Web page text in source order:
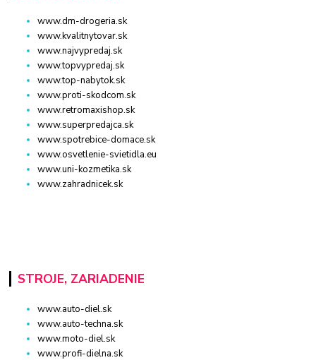
www.dm-drogeria.sk
www.kvalitnytovar.sk
www.najvypredaj.sk
www.topvypredaj.sk
www.top-nabytok.sk
www.proti-skodcom.sk
www.retromaxishop.sk
www.superpredajca.sk
www.spotrebice-domace.sk
www.osvetlenie-svietidla.eu
www.uni-kozmetika.sk
www.zahradnicek.sk
STROJE, ZARIADENIE
www.auto-diel.sk
www.auto-techna.sk
www.moto-diel.sk
www.profi-dielna.sk